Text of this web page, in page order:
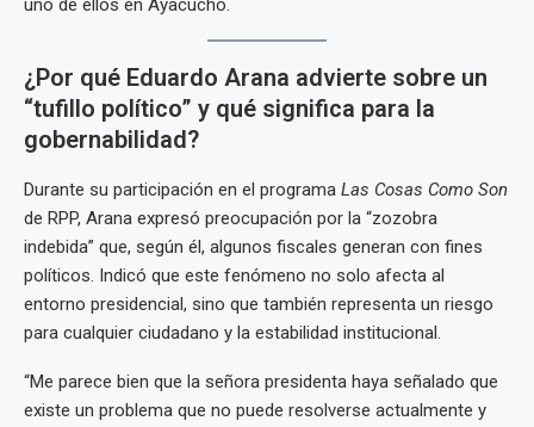
uno de ellos en Ayacucho.
¿Por qué Eduardo Arana advierte sobre un
“tufillo político” y qué significa para la
gobernabilidad?
Durante su participación en el programa Las Cosas Como Son
de RPP, Arana expresó preocupación por la “zozobra
indebida” que, según él, algunos fiscales generan con fines
políticos. Indicó que este fenómeno no solo afecta al
entorno presidencial, sino que también representa un riesgo
para cualquier ciudadano y la estabilidad institucional.
“Me parece bien que la señora presidenta haya señalado que
existe un problema que no puede resolverse actualmente y